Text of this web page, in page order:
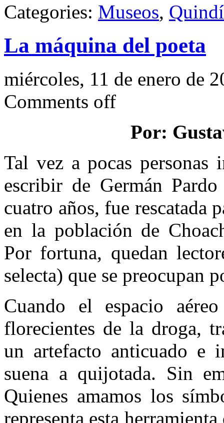
Categories: Museos,
La máquina del poeta
miércoles, 11 de enero de
Comments off
Por:
Tal vez a pocas personas
escribir de Germán
cuatro años, fue rescatada
en la población de
Por fortuna, quedan
selecta) que se preocupan
Cuando el espacio
florecientes de la droga,
un artefacto anticuado e
suena a quijotada. Sin
Quienes amamos los
representa esta